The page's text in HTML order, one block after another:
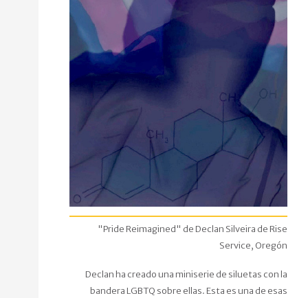
"Pride Reimagined" de Declan Silveira de Rise
Service, Oregón
Declan ha creado una miniserie de siluetas con la
bandera LGBTQ sobre ellas. Esta es una de esas